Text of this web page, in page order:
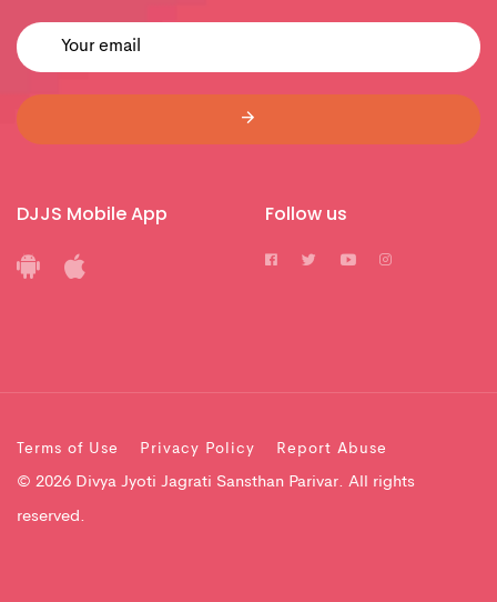
DJJS Mobile App Follow us
Terms of Use Privacy Policy Report Abuse
© 2026 Divya Jyoti Jagrati Sansthan Parivar. All rights
reserved.